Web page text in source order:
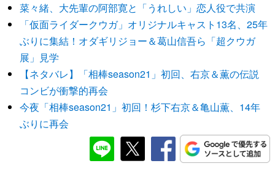
菜々緒、大先輩の阿部寛と「うれしい」恋人役で共演
「仮面ライダークウガ」オリジナルキャスト13名、25年
ぶりに集結！オダギリジョー＆葛山信吾ら「超クウガ
展」見学
【ネタバレ】「相棒season21」初回、右京＆薫の伝説
コンビが衝撃的再会
今夜「相棒season21」初回！杉下右京＆亀山薫、14年
ぶりに再会